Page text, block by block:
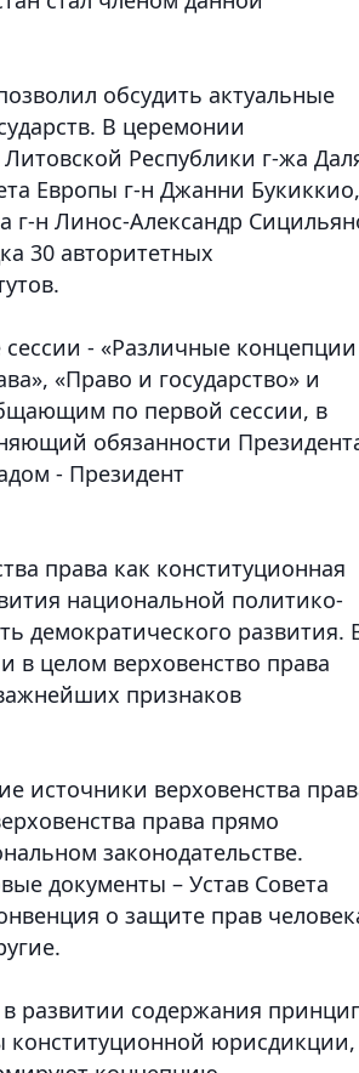
обсудить актуальные
В церемонии
Республики г-жа
Европы г-н Джанни Букиккио,
г-н Линос-Александр
30 авторитетных
- «Различные концепции
«Право и государство» и
по первой сессии, в
обязанности
- Президент
права как конституционная
национальной политико-
демократического развития.
в целом верховенство права
признаков
источники верховенства
права прямо
законодательстве.
документы – Устав Совета
о защите прав
развитии содержания
конституционной юрисдикции,